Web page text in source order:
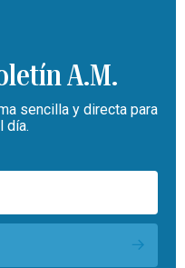
A.M.
sencilla y directa para
día.